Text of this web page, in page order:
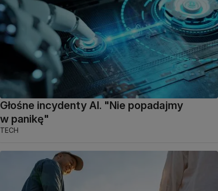
Głośne incydenty AI. "Nie popadajmy
w panikę"
TECH